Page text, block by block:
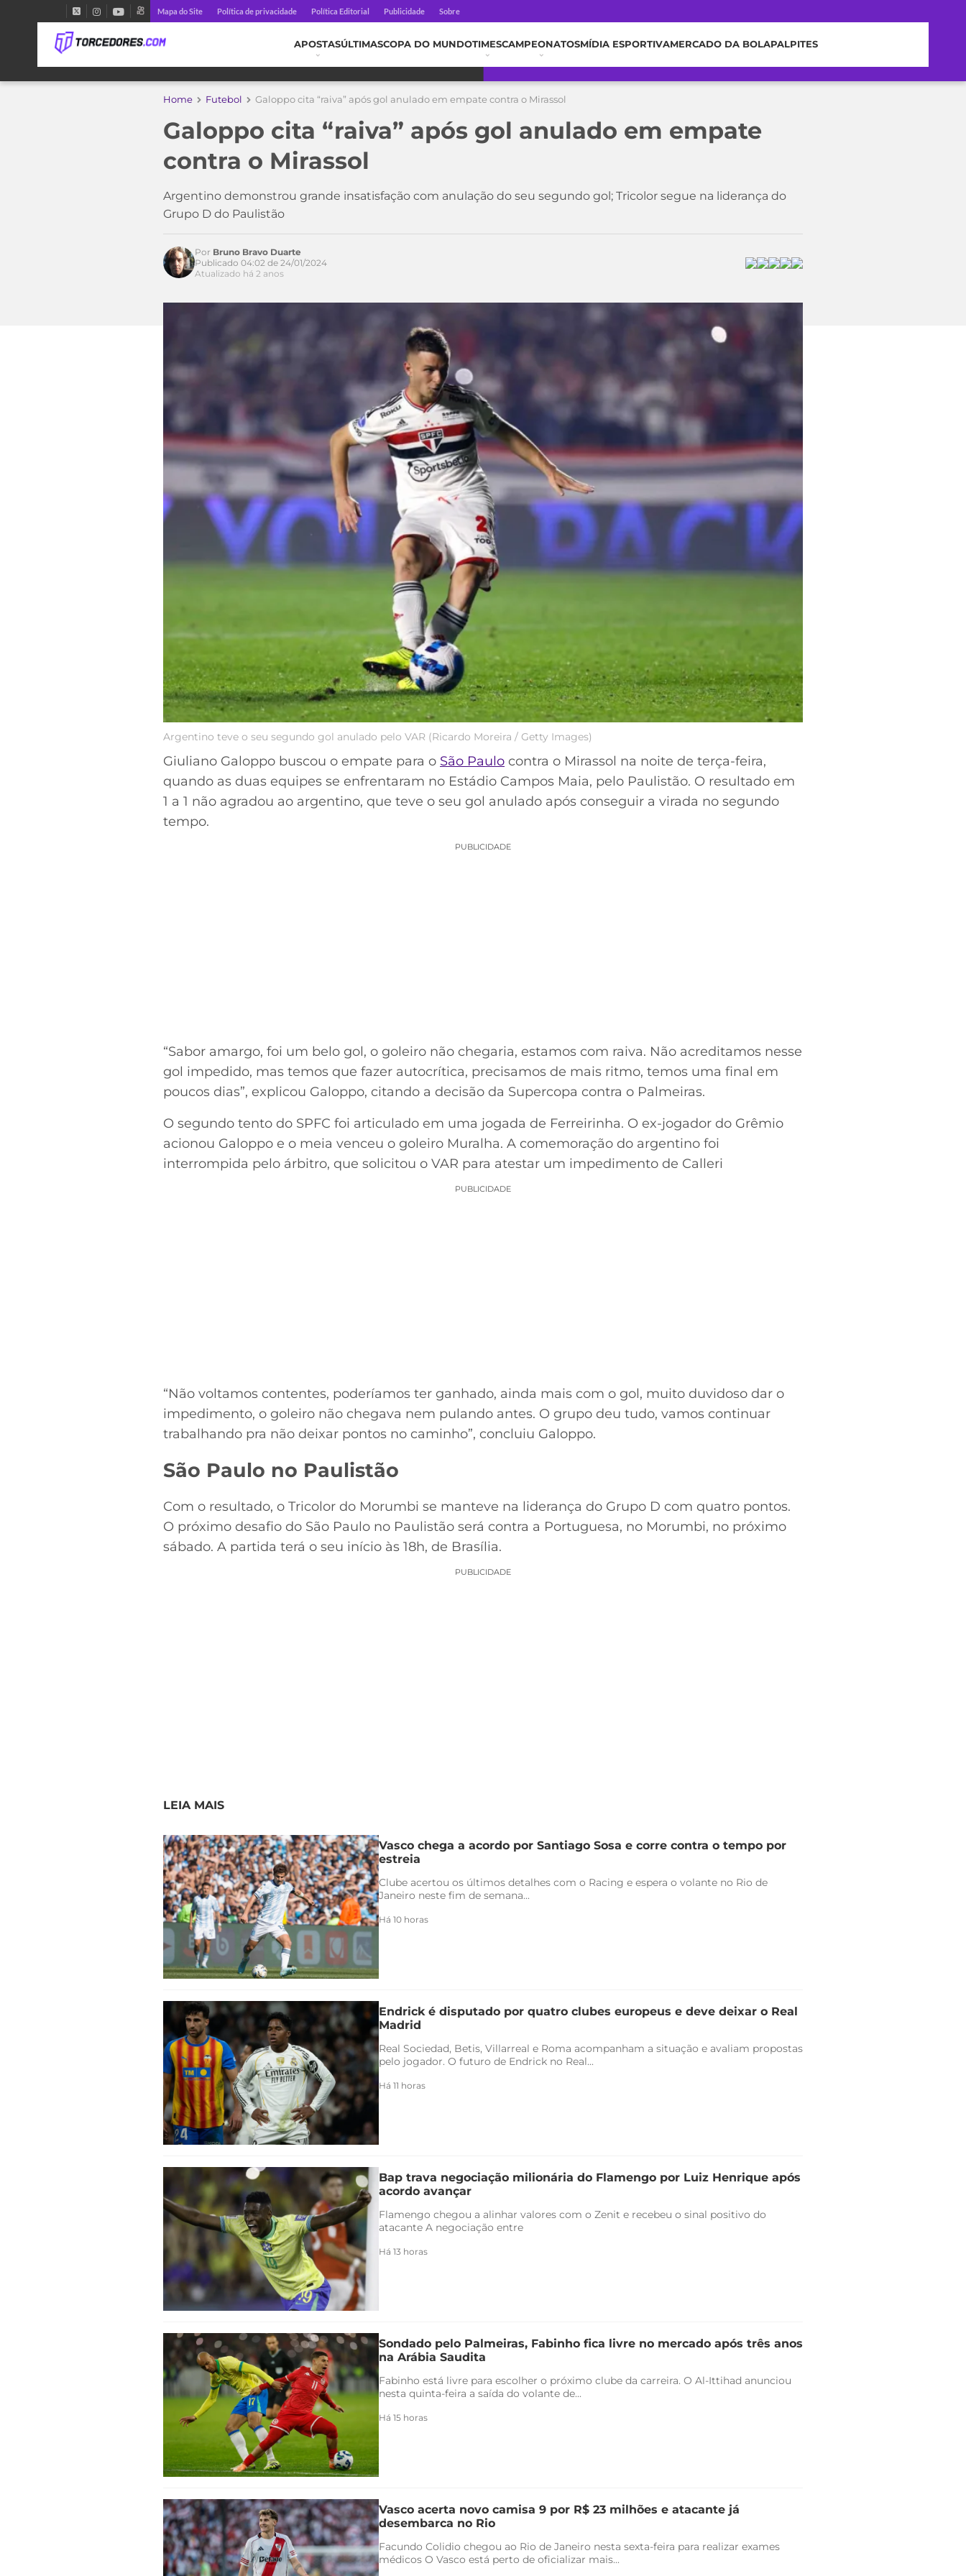
Mapa do Site Política de privacidade Política Editorial Publicidade Sobre
APOSTASÚLTIMASCOPA DO MUNDOTIMESCAMPEONATOSMÍDIA ESPORTIVAMERCADO DA BOLAPALPITES
Home Futebol Galoppo cita “raiva” após gol anulado em empate contra o Mirassol
Galoppo cita “raiva” após gol anulado em empate
contra o Mirassol
Argentino demonstrou grande insatisfação com anulação do seu segundo gol; Tricolor segue na liderança do
Grupo D do Paulistão
Acesse o perfil do autor
Por Bruno Bravo Duarte
Publicado 04:02 de 24/01/2024
Atualizado há 2 anos
Argentino teve o seu segundo gol anulado pelo VAR (Ricardo Moreira / Getty Images)
Giuliano Galoppo buscou o empate para o São Paulo contra o Mirassol na noite de terça-feira,
quando as duas equipes se enfrentaram no Estádio Campos Maia, pelo Paulistão. O resultado em
1 a 1 não agradou ao argentino, que teve o seu gol anulado após conseguir a virada no segundo
tempo.
PUBLICIDADE
“Sabor amargo, foi um belo gol, o goleiro não chegaria, estamos com raiva. Não acreditamos nesse
gol impedido, mas temos que fazer autocrítica, precisamos de mais ritmo, temos uma final em
poucos dias”, explicou Galoppo, citando a decisão da Supercopa contra o Palmeiras.
O segundo tento do SPFC foi articulado em uma jogada de Ferreirinha. O ex-jogador do Grêmio
acionou Galoppo e o meia venceu o goleiro Muralha. A comemoração do argentino foi
interrompida pelo árbitro, que solicitou o VAR para atestar um impedimento de Calleri
PUBLICIDADE
“Não voltamos contentes, poderíamos ter ganhado, ainda mais com o gol, muito duvidoso dar o
impedimento, o goleiro não chegava nem pulando antes. O grupo deu tudo, vamos continuar
trabalhando pra não deixar pontos no caminho”, concluiu Galoppo.
São Paulo no Paulistão
Com o resultado, o Tricolor do Morumbi se manteve na liderança do Grupo D com quatro pontos.
O próximo desafio do São Paulo no Paulistão será contra a Portuguesa, no Morumbi, no próximo
sábado. A partida terá o seu início às 18h, de Brasília.
PUBLICIDADE
LEIA MAIS
Vasco chega a acordo por Santiago Sosa e corre contra o tempo por
estreia
Clube acertou os últimos detalhes com o Racing e espera o volante no Rio de
Janeiro neste fim de semana...
Há 10 horas
Endrick é disputado por quatro clubes europeus e deve deixar o Real
Madrid
Real Sociedad, Betis, Villarreal e Roma acompanham a situação e avaliam propostas
pelo jogador. O futuro de Endrick no Real...
Há 11 horas
Bap trava negociação milionária do Flamengo por Luiz Henrique após
acordo avançar
Flamengo chegou a alinhar valores com o Zenit e recebeu o sinal positivo do
atacante A negociação entre
Há 13 horas
Sondado pelo Palmeiras, Fabinho fica livre no mercado após três anos
na Arábia Saudita
Fabinho está livre para escolher o próximo clube da carreira. O Al-Ittihad anunciou
nesta quinta-feira a saída do volante de...
Há 15 horas
Vasco acerta novo camisa 9 por R$ 23 milhões e atacante já
desembarca no Rio
Facundo Colidio chegou ao Rio de Janeiro nesta sexta-feira para realizar exames
médicos O Vasco está perto de oficializar mais...